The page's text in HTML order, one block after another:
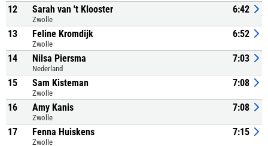
12 Sarah van 't Klooster
Zwolle
6:42
13 Feline Kromdijk
Zwolle
6:52
14 Nilsa Piersma
Nederland
7:03
15 Sam Kisteman
Zwolle
7:08
16 Amy Kanis
Zwolle
7:08
17 Fenna Huiskens
Zwolle
7:15